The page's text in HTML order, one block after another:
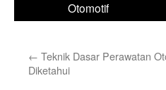
Otomotif
← Teknik Dasar Perawatan
Diketahui